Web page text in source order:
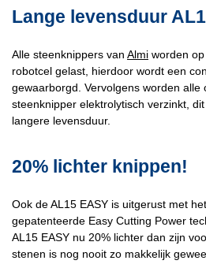
Lange levensduur
Alle steenknippers van Almi worden
robotcel gelast, hierdoor wordt een
gewaarborgd. Vervolgens worden alle
steenknipper elektrolytisch verzinkt,
langere levensduur.
20% lichter knippen!
Ook de AL15 EASY is uitgerust met
gepatenteerde Easy Cutting Power
AL15 EASY nu 20% lichter dan zijn
stenen is nog nooit zo makkelijk